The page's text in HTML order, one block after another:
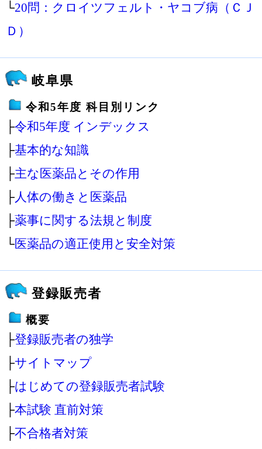
└20問：クロイツフェルト・ヤコブ病（ＣＪ
Ｄ）
岐阜県
令和5年度 科目別リンク
├令和5年度 インデックス
├基本的な知識
├主な医薬品とその作用
├人体の働きと医薬品
├薬事に関する法規と制度
└医薬品の適正使用と安全対策
登録販売者
概要
├登録販売者の独学
├サイトマップ
├はじめての登録販売者試験
├本試験 直前対策
├不合格者対策